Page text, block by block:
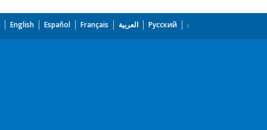
English Español Français العربية Русский